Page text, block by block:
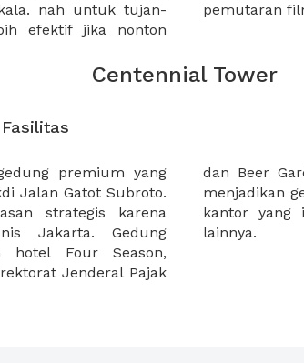
nah untuk tujan-
efektif jika nonton
pemutaran
Centennial Tower
Fasilitas
premium yang
Jalan Gatot Subroto.
strategis karena
Jakarta. Gedung
hotel Four Season,
Jenderal Pajak
Centennial Tower
yang sedang mencari
bisnis Anda
lainnya.